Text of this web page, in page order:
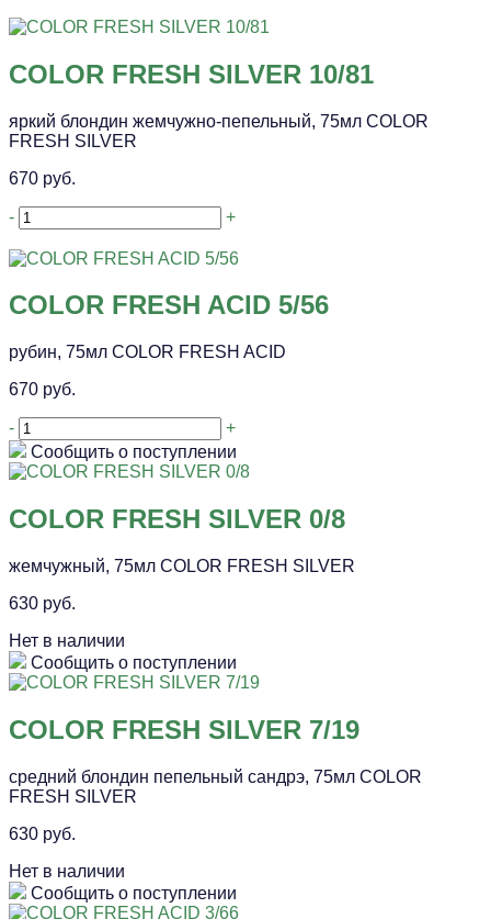
COLOR FRESH SILVER 10/81
яркий блондин жемчужно-пепельный, 75мл COLOR
FRESH SILVER
670 руб.
- +
COLOR FRESH ACID 5/56
рубин, 75мл COLOR FRESH ACID
670 руб.
-
+
Сообщить о поступлении
COLOR FRESH SILVER 0/8
жемчужный, 75мл COLOR FRESH SILVER
630 руб.
Нет в наличии
Сообщить о поступлении
COLOR FRESH SILVER 7/19
средний блондин пепельный сандрэ, 75мл COLOR
FRESH SILVER
630 руб.
Нет в наличии
Сообщить о поступлении